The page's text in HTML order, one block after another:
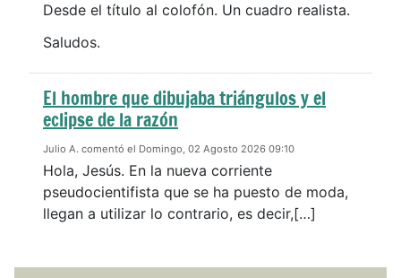
Desde el título al colofón. Un cuadro realista.
Saludos.
El hombre que dibujaba triángulos y el
eclipse de la razón
Julio A. comentó el Domingo, 02 Agosto 2026 09:10
Hola, Jesús. En la nueva corriente
pseudocientifista que se ha puesto de moda,
llegan a utilizar lo contrario, es decir,[…]